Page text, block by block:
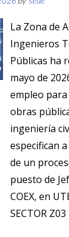
La Zona de
Ingenieros
Públicas ha
mayo de
empleo
obras
ingeniería
especifican
de un
puesto de
COEX, en
SECTOR